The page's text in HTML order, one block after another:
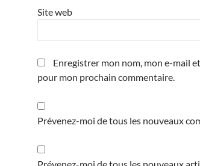
Site web
Enregistrer mon nom, mon e-mail
pour mon prochain commentaire.
Prévenez-moi de tous les nouveaux